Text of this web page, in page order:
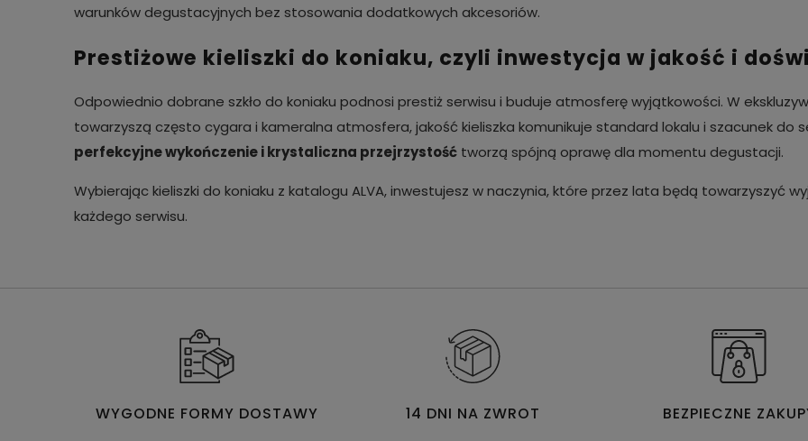
warunków degustacyjnych bez stosowania dodatkowych akcesoriów.
Prestiżowe kieliszki do koniaku, czyli inwestycja w jakość i
Odpowiednio dobrane szkło do koniaku podnosi prestiż serwisu i buduje atmosferę wyjątkowości. W
towarzyszą często cygara i kameralna atmosfera, jakość kieliszka komunikuje standard lokalu i szacunek do
perfekcyjne wykończenie i krystaliczna przejrzystość tworzą spójną oprawę dla momentu degustacji.
Wybierając kieliszki do koniaku z katalogu ALVA, inwestujesz w naczynia, które przez lata będą towarzyszyć
każdego serwisu.
WYGODNE FORMY DOSTAWY 14 DNI NA ZWROT BEZPIECZNE